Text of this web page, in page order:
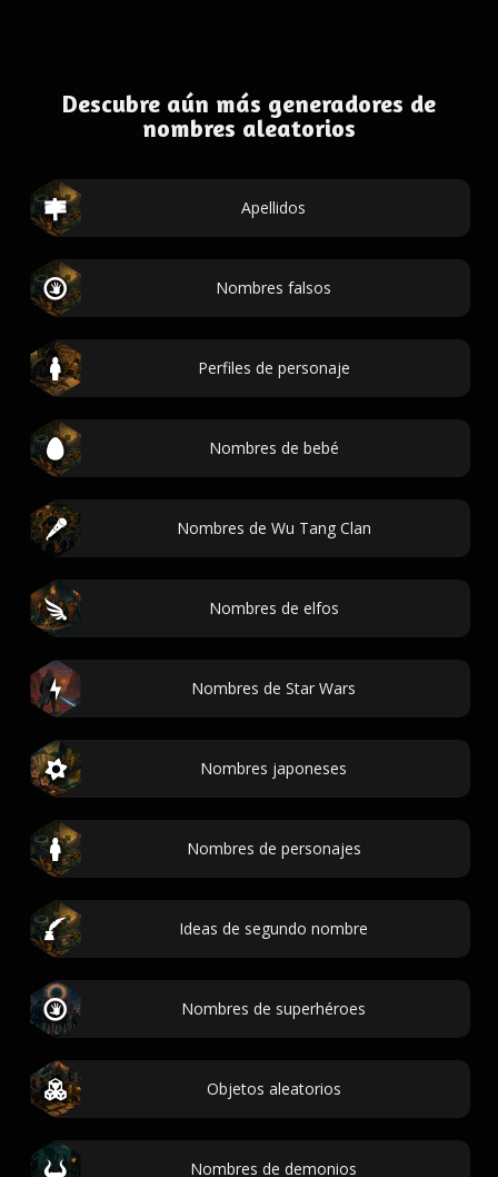
Descubre aún más generadores de
nombres aleatorios
Apellidos
Nombres falsos
Perfiles de personaje
Nombres de bebé
Nombres de Wu Tang Clan
Nombres de elfos
Nombres de Star Wars
Nombres japoneses
Nombres de personajes
Ideas de segundo nombre
Nombres de superhéroes
Objetos aleatorios
Nombres de demonios